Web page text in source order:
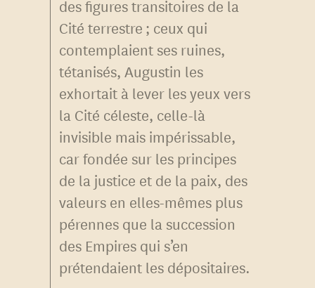
des figures transitoires de la
Cité terrestre ; ceux qui
contemplaient ses ruines,
tétanisés, Augustin les
exhortait à lever les yeux vers
la Cité céleste, celle-là
invisible mais impérissable,
car fondée sur les principes
de la justice et de la paix, des
valeurs en elles-mêmes plus
pérennes que la succession
des Empires qui s’en
prétendaient les dépositaires.